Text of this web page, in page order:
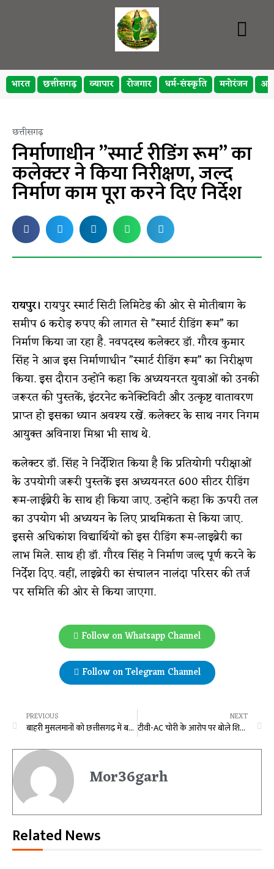
भारत छत्तीसगढ़ व्यापार रोजगार धर्म-संस्कृति मनोरंजन
छत्तीसगढ़
निर्माणाधीन ”स्मार्ट रीडिंग रूम” का
कलेक्टर ने किया निरीक्षण, जल्द
निर्माण काम पूरा करने दिए निर्देश
रायपुर।रायपुर स्मार्ट सिटी लिमिटेड की ओर से मोतीबाग के
समीप 6 करोड़ रुपए की लागत से ”स्मार्ट रीडिंग रूम” का
निर्माण किया जा रहा है. नवपदस्थ कलेक्टर डॉ. गौरव कुमार
सिंह ने आज इस निर्माणाधीन ”स्मार्ट रीडिंग रूम” का निरीक्षण
किया. इस दौरान उन्होंने कहा कि अध्ययनरत युवाओं को उनकी
जरूरत की पुस्तकें, इंटरनेट कनेक्टिविटी और उत्कृष्ट वातावरण
प्राप्त हो इसका ध्यान अवश्य रखें. कलेक्टर के साथ नगर निगम
आयुक्त अविनाश मिश्रा भी साथ थे.
कलेक्टर डॉ. सिंह ने निर्देशित किया है कि प्रतियोगी परीक्षाओं
के उपयोगी जरूरी पुस्तकें इस अध्ययनरत 600 सीटर रीडिंग
रूम-लाईब्रेरी के साथ ही किया जाए. उन्होंने कहा कि ऊपरी तल
का उपयोग भी अध्ययन के लिए प्राथमिकता से किया जाए.
इससे अधिकांश विद्यार्थियों को इस रीडिंग रूम-लाइब्रेरी का
लाभ मिले. साथ ही डॉ. गौरव सिंह ने निर्माण जल्द पूर्ण करने के
निर्देश दिए. वहीं, लाइब्रेरी का संचालन नालंदा परिसर की तर्ज
पर समिति की ओर से किया जाएगा.
Follow on Whatsapp Channel
Follow on Telegram Channel
PREVIOUS
बाहरी मुसलमानों को छत्तीसगढ़ में बसाया, पूर्व सीएम पर गंभीर आरोप
NEXT
टीवी-AC चोरी के आरोप पर बोले शिव डहरिया, बताया निजी संपत्ति
Mor36garh
Related News